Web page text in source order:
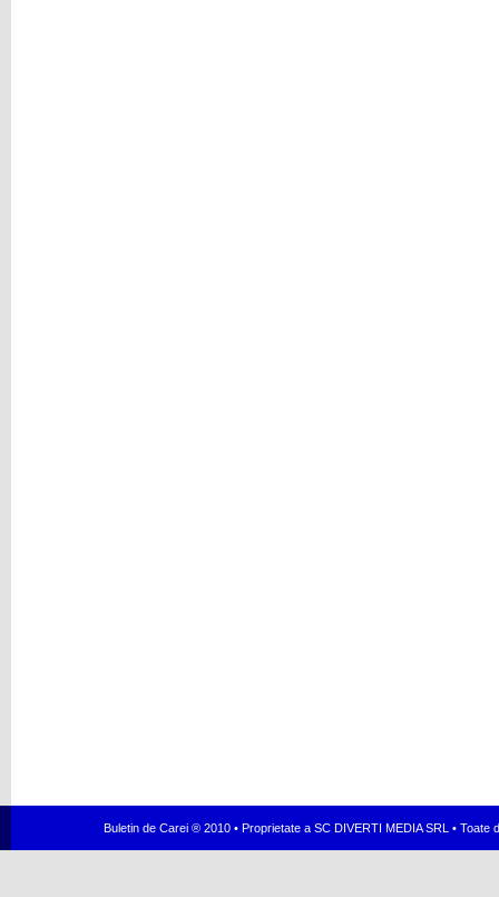
Buletin de Carei ® 2010 • Proprietate a SC DIVERTI MEDIA SRL •